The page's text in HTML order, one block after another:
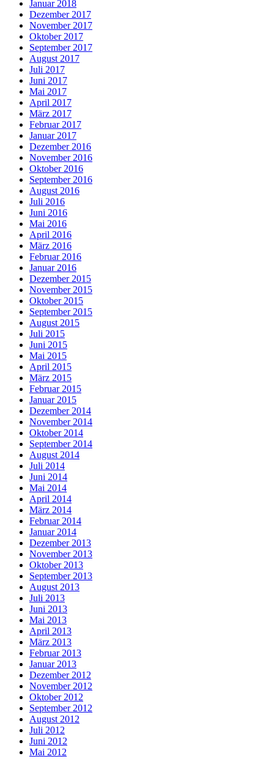
Januar 2018
Dezember 2017
November 2017
Oktober 2017
September 2017
August 2017
Juli 2017
Juni 2017
Mai 2017
April 2017
März 2017
Februar 2017
Januar 2017
Dezember 2016
November 2016
Oktober 2016
September 2016
August 2016
Juli 2016
Juni 2016
Mai 2016
April 2016
März 2016
Februar 2016
Januar 2016
Dezember 2015
November 2015
Oktober 2015
September 2015
August 2015
Juli 2015
Juni 2015
Mai 2015
April 2015
März 2015
Februar 2015
Januar 2015
Dezember 2014
November 2014
Oktober 2014
September 2014
August 2014
Juli 2014
Juni 2014
Mai 2014
April 2014
März 2014
Februar 2014
Januar 2014
Dezember 2013
November 2013
Oktober 2013
September 2013
August 2013
Juli 2013
Juni 2013
Mai 2013
April 2013
März 2013
Februar 2013
Januar 2013
Dezember 2012
November 2012
Oktober 2012
September 2012
August 2012
Juli 2012
Juni 2012
Mai 2012